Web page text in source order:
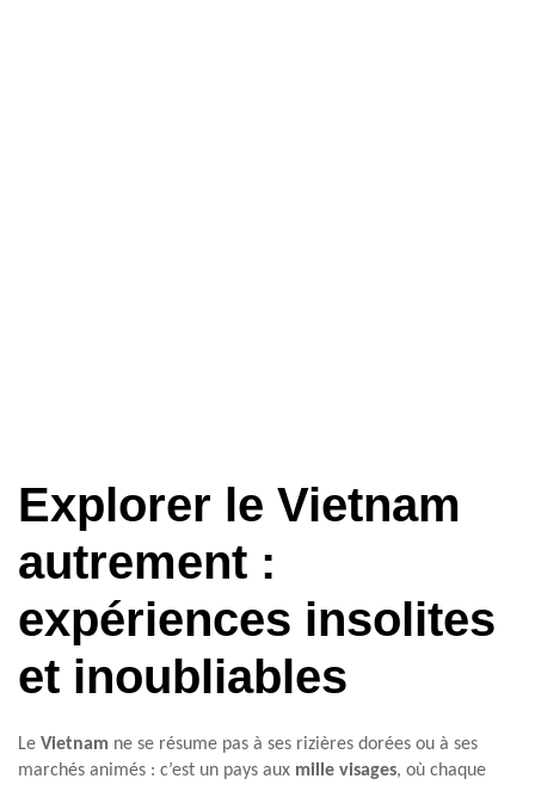
Explorer le Vietnam
autrement :
expériences insolites
et inoubliables
Le Vietnam ne se résume pas à ses rizières dorées ou à ses
marchés animés : c’est un pays aux mille visages, où chaque